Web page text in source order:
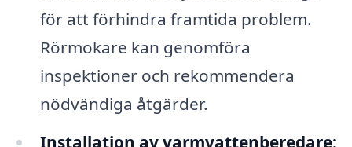
för att förhindra framtida problem.
Rörmokare kan genomföra
inspektioner och rekommendera
nödvändiga åtgärder.